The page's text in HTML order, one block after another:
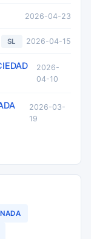
2026-04-23
SL 2026-04-15
2026-
04-10
2026-03-
19